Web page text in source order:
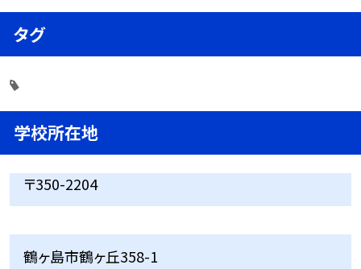
タグ
学校所在地
〒350-2204
鶴ヶ島市鶴ヶ丘358-1